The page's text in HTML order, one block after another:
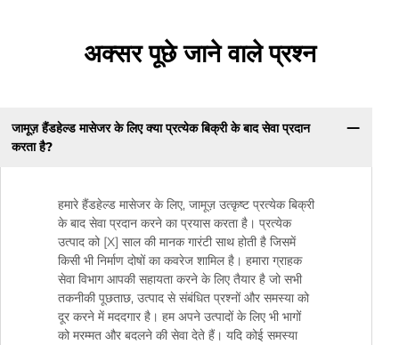
अक्सर पूछे जाने वाले प्रश्न
जामूज़ हैंडहेल्ड मासेजर के लिए क्या प्रत्येक बिक्री के बाद सेवा प्रदान
करता है?
हमारे हैंडहेल्ड मासेजर के लिए, जामूज़ उत्कृष्ट प्रत्येक बिक्री
के बाद सेवा प्रदान करने का प्रयास करता है। प्रत्येक
उत्पाद को [X] साल की मानक गारंटी साथ होती है जिसमें
किसी भी निर्माण दोषों का कवरेज शामिल है। हमारा ग्राहक
सेवा विभाग आपकी सहायता करने के लिए तैयार है जो सभी
तकनीकी पूछताछ, उत्पाद से संबंधित प्रश्नों और समस्या को
दूर करने में मददगार है। हम अपने उत्पादों के लिए भी भागों
को मरम्मत और बदलने की सेवा देते हैं। यदि कोई समस्या